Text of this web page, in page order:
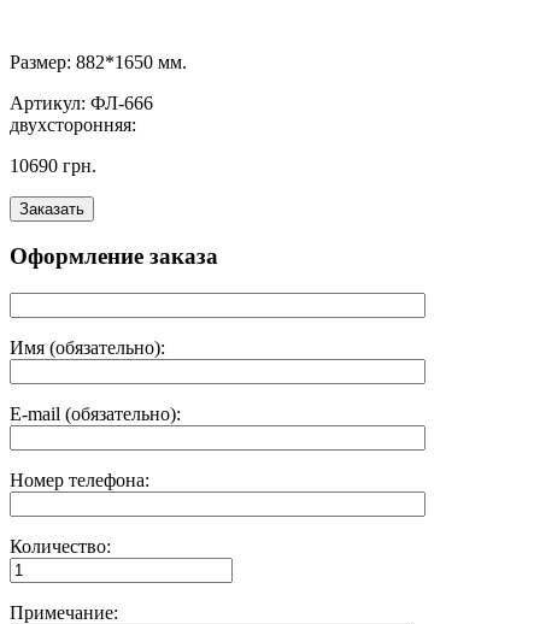
Размер: 882*1650 мм.
Артикул: ФЛ-666
двухсторонняя:
10690 грн.
Оформление заказа
Имя (обязательно):
E-mail (обязательно):
Номер телефона:
Количество:
Примечание: